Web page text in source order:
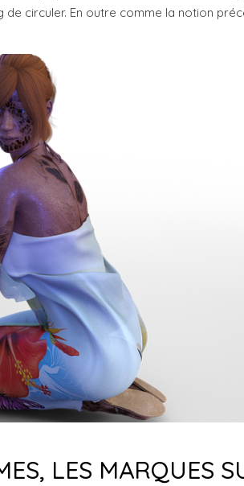
circuler. En outre comme la notion
LES MARQUES